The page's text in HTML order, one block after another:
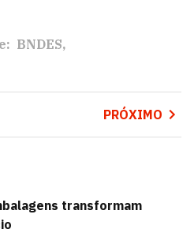
BNDES
PRÓXIMO
transformam